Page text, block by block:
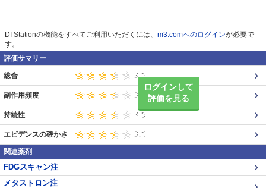
DI Stationの機能をすべてご利用いただくには、 m3.comへのログインが必要で
す。
評価サマリー
ログインして
評価を見る
総合
副作用頻度
持続性
エビデンスの確かさ
関連薬剤
FDGスキャン注
メタストロン注